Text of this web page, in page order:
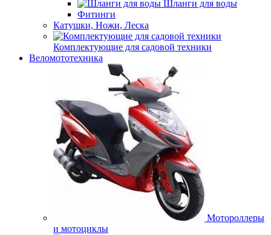
Шланги для воды
Фитинги
Катушки, Ножи, Леска
Комплектующие для садовой техники
Веломототехника
Мотороллеры
и мотоциклы